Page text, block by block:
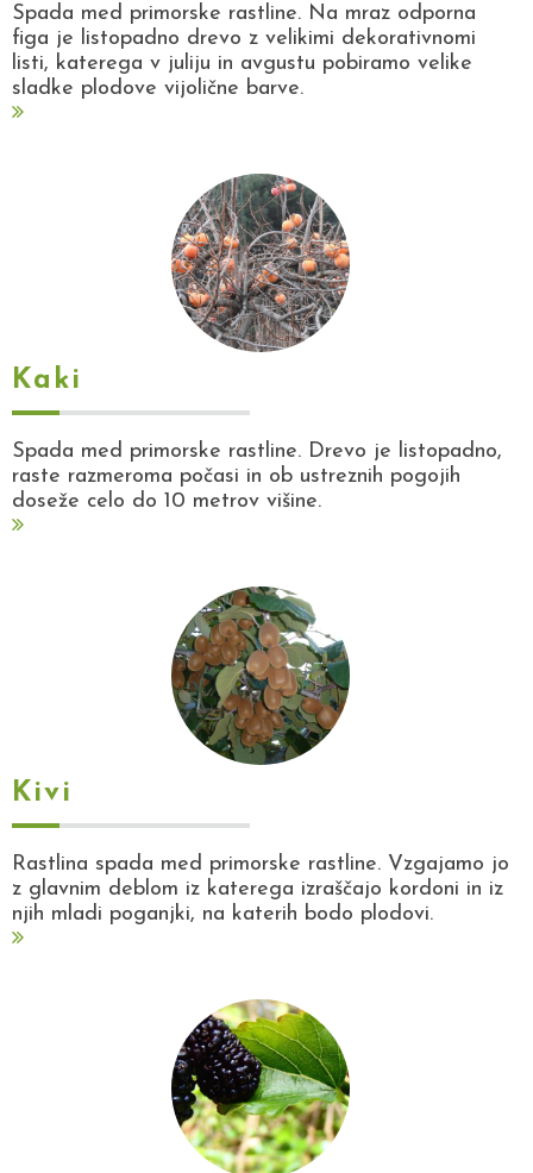
Spada med primorske rastline. Na mraz odporna
figa je listopadno drevo z velikimi dekorativnomi
listi, katerega v juliju in avgustu pobiramo velike
sladke plodove vijolične barve.
Kaki
Spada med primorske rastline. Drevo je listopadno,
raste razmeroma počasi in ob ustreznih pogojih
doseže celo do 10 metrov višine.
Kivi
Rastlina spada med primorske rastline. Vzgajamo jo
z glavnim deblom iz katerega izraščajo kordoni in iz
njih mladi poganjki, na katerih bodo plodovi.